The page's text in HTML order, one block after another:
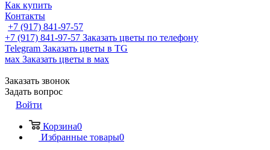
Как купить
Контакты
+7 (917) 841-97-57
+7 (917) 841-97-57 Заказать цветы по телефону
Telegram Заказать цветы в TG
мах Заказать цветы в мах
Заказать звонок
Задать вопрос
Войти
Корзина0
Избранные товары0